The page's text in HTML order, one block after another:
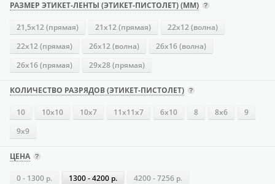
РАЗМЕР ЭТИКЕТ-ЛЕНТЫ (ЭТИКЕТ-ПИСТОЛЕТ) (ММ)
21,5х12 (прямая) 21х12 (прямая)
22х12 (волна)
22х12 (прямая)
26х12 (волна)
26х16 (волна)
26х16 (прямая)
29х28 (прямая)
КОЛИЧЕСТВО РАЗРЯДОВ (ЭТИКЕТ-ПИСТОЛЕТ)
10 10х10 10х7 11х11х7 6х10 8 8х6
9
9х9
ЦЕНА
0 - 1300 р. 1300 - 4200 р. 4200 - 7256 р.